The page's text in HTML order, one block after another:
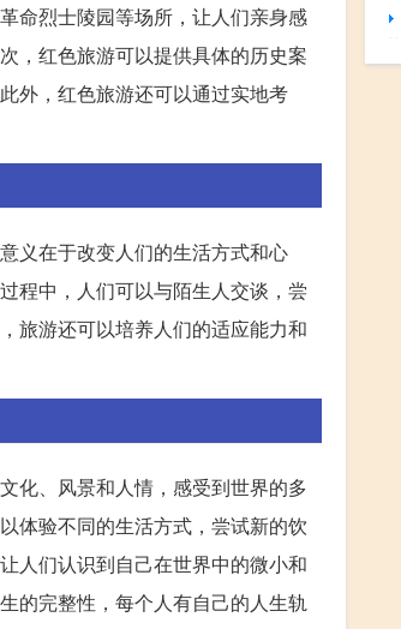
命烈士陵园等场所，让人们亲身感
，红色旅游可以提供具体的历史案
外，红色旅游还可以通过实地考
义在于改变人们的生活方式和心
程中，人们可以与陌生人交谈，尝
旅游还可以培养人们的适应能力和
化、风景和人情，感受到世界的多
体验不同的生活方式，尝试新的饮
人们认识到自己在世界中的微小和
的完整性，每个人有自己的人生轨